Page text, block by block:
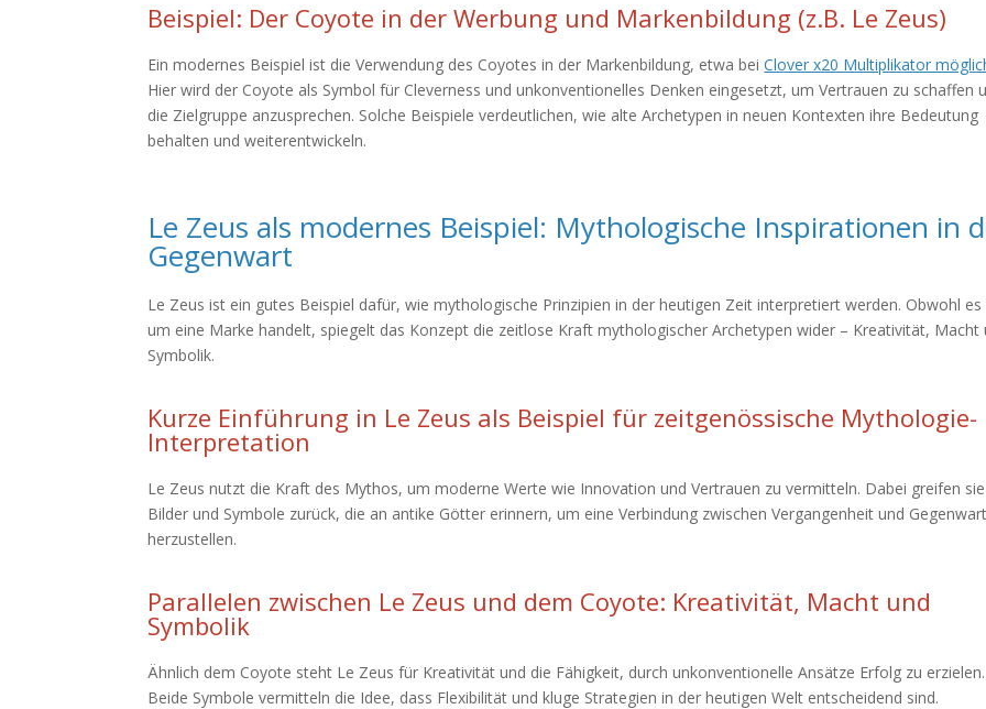
Beispiel: Der Coyote in der Werbung und Markenbildung (z.B. Le Zeus)
Ein modernes Beispiel ist die Verwendung des Coyotes in der Markenbildung, etwa beiClover x20 Multiplikator
Hier wird der Coyote als Symbol für Cleverness und unkonventionelles Denken eingesetzt, um Vertrauen zu schaffen
die Zielgruppe anzusprechen. Solche Beispiele verdeutlichen, wie alte Archetypen in neuen Kontexten ihre Bedeutung
behalten und weiterentwickeln.
Le Zeus als modernes Beispiel: Mythologische Inspirationen in
Gegenwart
Le Zeus ist ein gutes Beispiel dafür, wie mythologische Prinzipien in der heutigen Zeit interpretiert werden. Obwohl es
um eine Marke handelt, spiegelt das Konzept die zeitlose Kraft mythologischer Archetypen wider – Kreativität, Macht
Symbolik.
Kurze Einführung in Le Zeus als Beispiel für zeitgenössische Mythologie-
Interpretation
Le Zeus nutzt die Kraft des Mythos, um moderne Werte wie Innovation und Vertrauen zu vermitteln. Dabei greifen
Bilder und Symbole zurück, die an antike Götter erinnern, um eine Verbindung zwischen Vergangenheit und Gegenwart
herzustellen.
Parallelen zwischen Le Zeus und dem Coyote: Kreativität, Macht und
Symbolik
Ähnlich dem Coyote steht Le Zeus für Kreativität und die Fähigkeit, durch unkonventionelle Ansätze Erfolg zu erzielen.
Beide Symbole vermitteln die Idee, dass Flexibilität und kluge Strategien in der heutigen Welt entscheidend sind.